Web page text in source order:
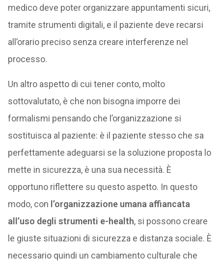
medico deve poter organizzare appuntamenti sicuri,
tramite strumenti digitali, e il paziente deve recarsi
all’orario preciso senza creare interferenze nel
processo.
Un altro aspetto di cui tener conto, molto
sottovalutato, è che non bisogna imporre dei
formalismi pensando che l’organizzazione si
sostituisca al paziente: è il paziente stesso che sa
perfettamente adeguarsi se la soluzione proposta lo
mette in sicurezza, è una sua necessità. È
opportuno riflettere su questo aspetto. In questo
modo, con l’organizzazione umana affiancata
all’uso degli strumenti e-health, si possono creare
le giuste situazioni di sicurezza e distanza sociale. È
necessario quindi un cambiamento culturale che